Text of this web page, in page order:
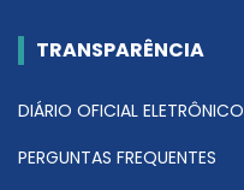
TRANSPARÊNCIA
DIÁRIO OFICIAL ELETRÔNICO
PERGUNTAS FREQUENTES